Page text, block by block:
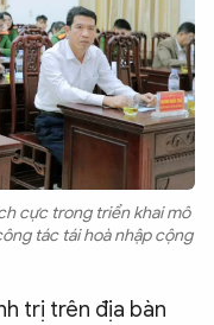
cực trong triển khai mô
tác tái hoà nhập cộng
trị trên địa bàn